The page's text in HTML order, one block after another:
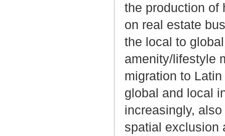
the production of
on real estate
the local to
amenity/lifestyle
migration to
global and local
increasingly,
spatial exclusion